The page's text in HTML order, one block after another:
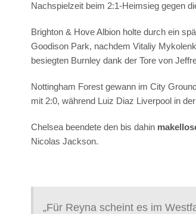
Nachspielzeit beim 2:1-Heimsieg gegen
Brighton & Hove Albion holte durch ein
Goodison Park, nachdem Vitaliy
besiegten Burnley dank der Tore von
Nottingham Forest gewann im City
mit 2:0, während Luiz Diaz Liverpool in
Chelsea beendete den bis dahin
Nicolas Jackson.
„Für Reyna scheint es im